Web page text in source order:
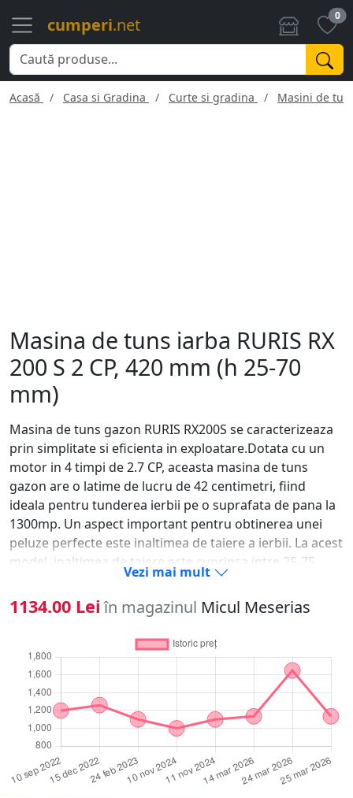
cumperi.net 0
Acasă Casa si Gradina Curte si gradina Masini de
Masina de tuns iarba RURIS RX
200 S 2 CP, 420 mm (h 25-70
mm)
Masina de tuns gazon RURIS RX200S se caracterizeaza
prin simplitate si eficienta in exploatare.Dotata cu un
motor in 4 timpi de 2.7 CP, aceasta masina de tuns
gazon are o latime de lucru de 42 centimetri, fiind
ideala pentru tunderea ierbii pe o suprafata de pana la
1300mp. Un aspect important pentru obtinerea unei
peluze perfecte este inaltimea de taiere a ierbii. La acest
model, inaltimea de taiere este cuprinsa intre 25-75
mm, putand fi reglata in 5 trepte, prin actionarea
dispozitivului lateral situat la baza sasiului. RURIS RX200
are trei functii: colectare, evacuare in spate si mulching.
Masinile de tuns gazon RURIS sunt robuste si fiabile.
Cuva sasiului este din otel ambutisat ceea ce ii confera
o rezistenta mai mare. Sistemul ergonomic de pliere al
manerului si al sacului colector face ca masina de tuns
gazonul sa fie simplu de depozitat sau de transportat.
Cu masinile de tuns gazon de la RURIS, gradinaritul
devine mult mai simplu. Acestea sunt usor de utilizat si
intretinut, fiind solutia perfecta pentru ingrijirea
gazonului.
Vezi mai mult
1134.00 Lei în magazinul Micul Meserias